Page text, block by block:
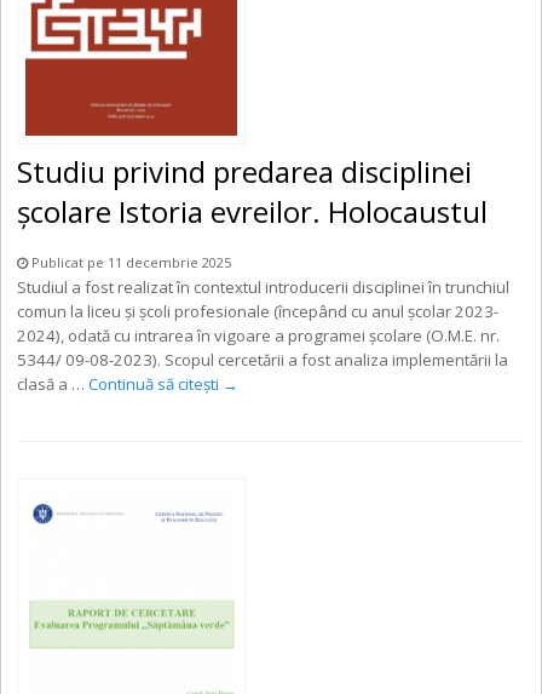
Studiu privind predarea disciplinei
școlare Istoria evreilor. Holocaustul
Publicat pe 11 decembrie 2025
Studiul a fost realizat în contextul introducerii disciplinei în trunchiul
comun la liceu și școli profesionale (începând cu anul școlar 2023-
2024), odată cu intrarea în vigoare a programei școlare (O.M.E. nr.
5344/ 09-08-2023). Scopul cercetării a fost analiza implementării la
clasă a …Continuă să citești →